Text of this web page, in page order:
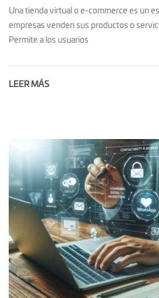
Una tienda virtual o e-commerce es un
empresas venden sus productos o
Permite a los usuarios
LEER MÁS